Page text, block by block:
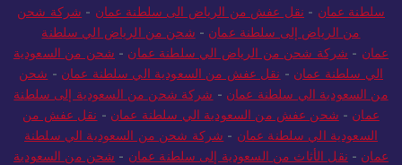
سلطنة عمان - نقل عفش من الرياض الى سلطنة عمان - شركة شحن
من الرياض إلى سلطنة عمان - شحن من الرياض الي سلطنة
عمان - شركة شحن من الرياض الي سلطنة عمان - شحن من السعودية
الي سلطنة عمان - نقل عفش من السعودية الي سلطنة عمان - شحن
من السعودية الي سلطنة عمان - شركة شحن من السعودية إلى سلطنة
عمان - شحن عفش من السعودية الي سلطنة عمان - نقل عفش من
السعودية الي سلطنة عمان - شركة شحن من السعودية الي سلطنة
عمان - نقل الأثاث من السعودية إلى سلطنة عمان - شحن من السعودية